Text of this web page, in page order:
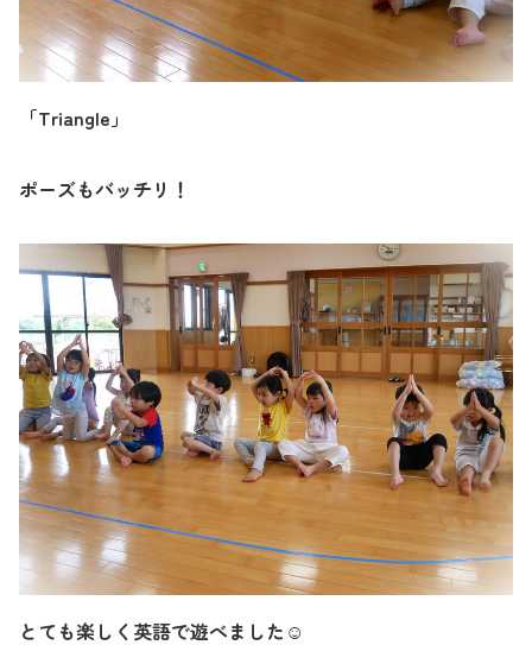
「Triangle 」
ポーズもバッチリ！
とても楽しく英語で遊べました ☺